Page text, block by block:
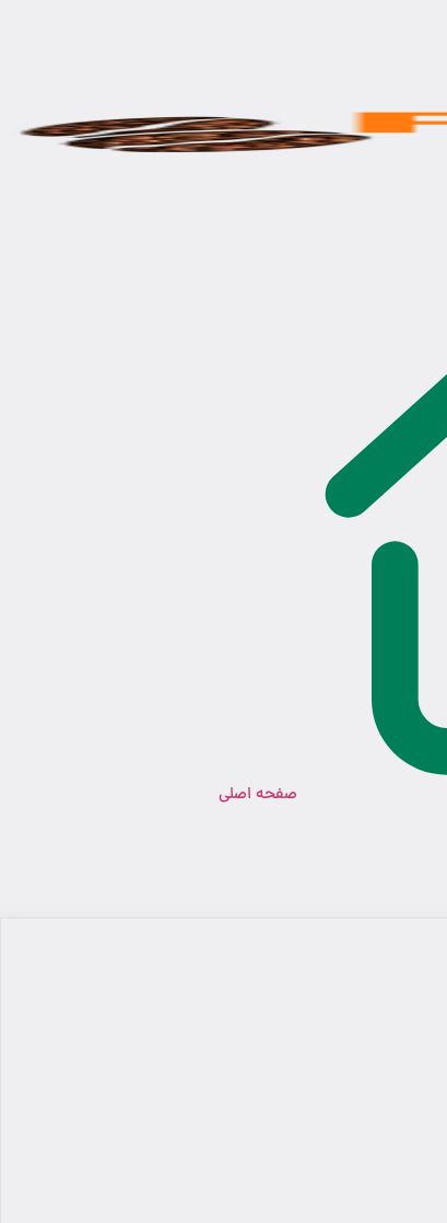
صفحه اصلی